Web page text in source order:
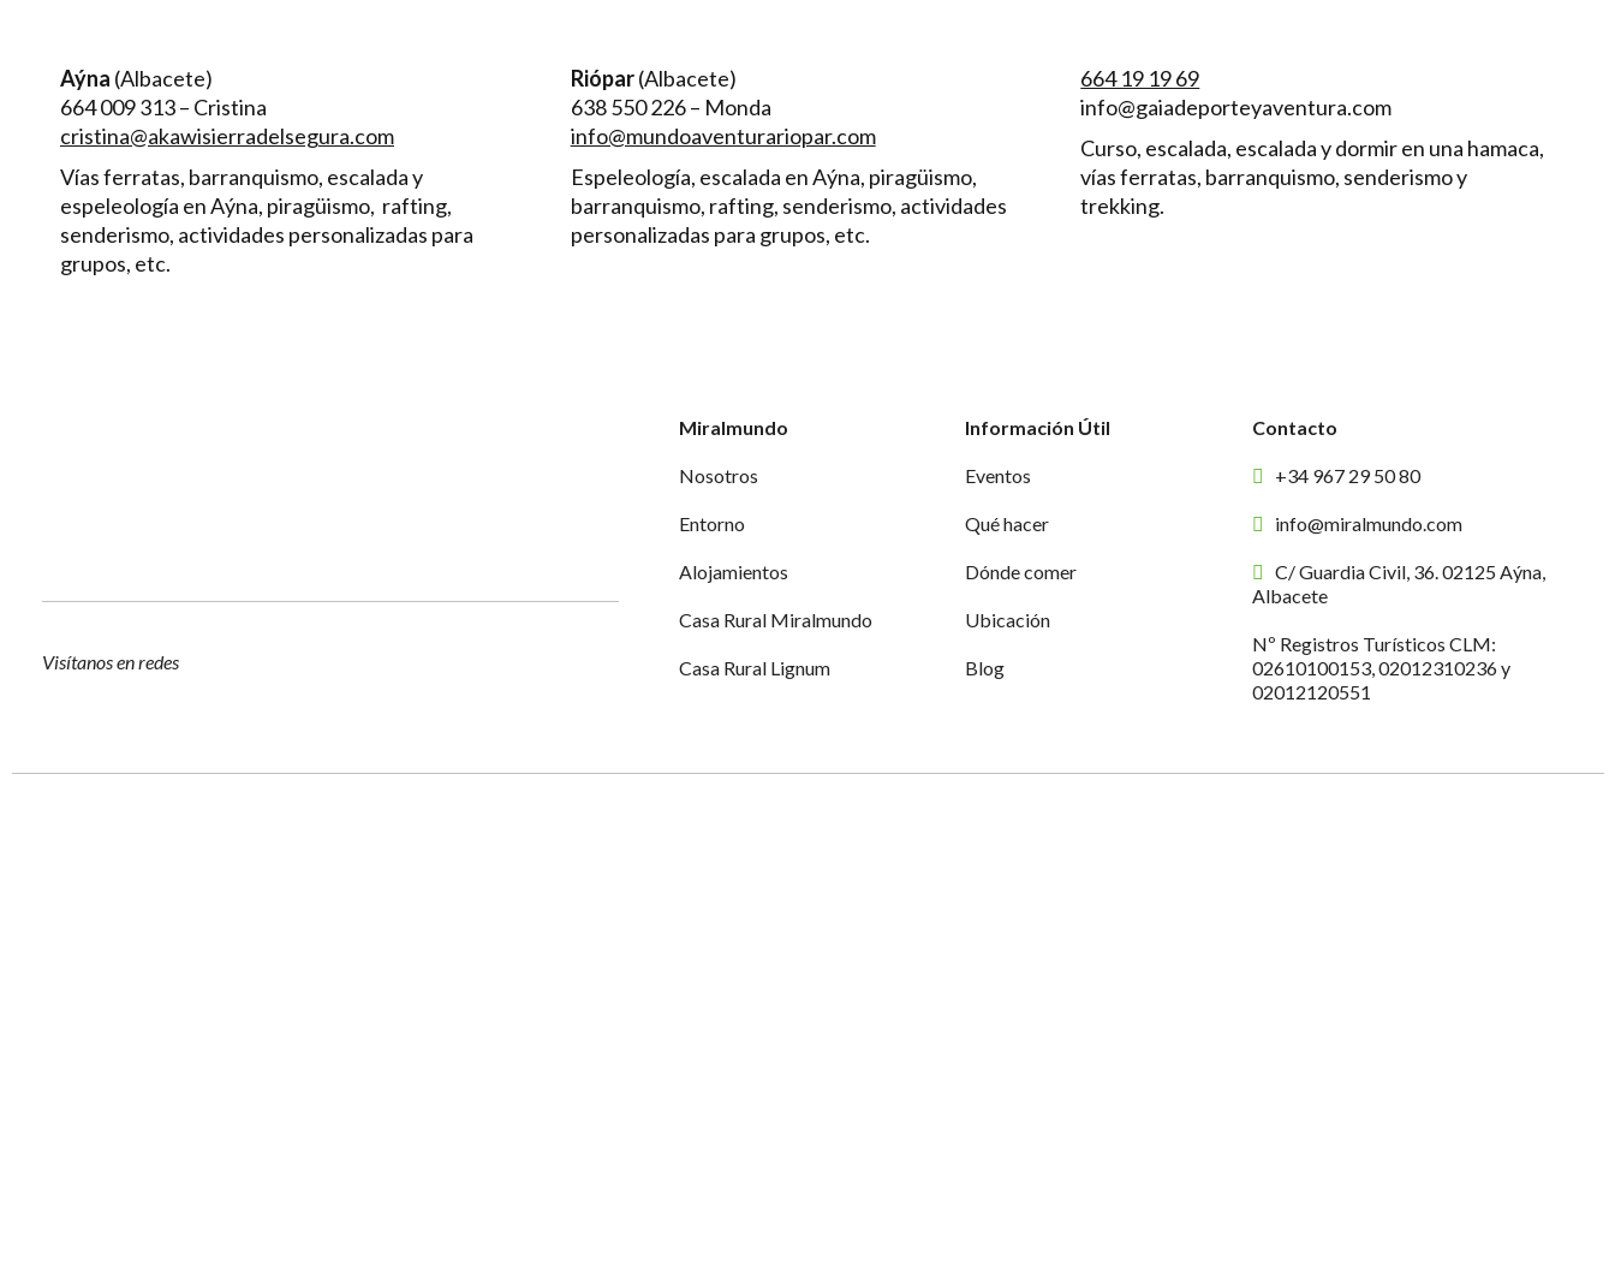
Aýna (Albacete)
664 009 313 – Cristina
cristina@akawisierradelsegura.com
Vías ferratas, barranquismo, escalada y
espeleología en Aýna, piragüismo, rafting,
senderismo, actividades personalizadas para
grupos, etc.
Riópar(Albacete)
638 550 226 – Monda
info@mundoaventurariopar.com
Espeleología, escalada en Aýna, piragüismo,
barranquismo, rafting, senderismo, actividades
personalizadas para grupos, etc.
664 19 19 69
info@gaiadeporteyaventura.com
Curso, escalada, escalada y dormir en una hamaca,
vías ferratas, barranquismo, senderismo y
trekking.
Visítanos en redes
Miralmundo
Nosotros
Entorno
Alojamientos
Casa Rural Miralmundo
Casa Rural Lignum
Información Útil
Eventos
Qué hacer
Dónde comer
Ubicación
Blog
Contacto
+34 967 29 50 80
info@miralmundo.com
C/ Guardia Civil, 36. 02125 Aýna,
Albacete
Nº Registros Turísticos CLM:
02610100153, 02012310236 y
02012120551